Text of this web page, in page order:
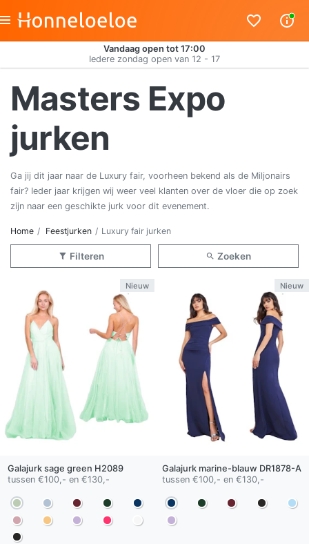
Vandaag open tot 17:00
Iedere zondag open van 12 - 17
Masters Expo
jurken
Ga jij dit jaar naar de Luxury fair, voorheen bekend als de Miljonairs
fair? Ieder jaar krijgen wij weer veel klanten over de vloer die op zoek
zijn naar een geschikte jurk voor dit evenement.
Home Feestjurken Luxury fair jurken
Filteren Zoeken
Nieuw
Galajurk sage green H2089
tussen €100,- en €130,-
Nieuw
Galajurk marine-blauw DR1878-A
tussen €100,- en €130,-